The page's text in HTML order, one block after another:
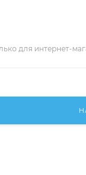
для интернет-